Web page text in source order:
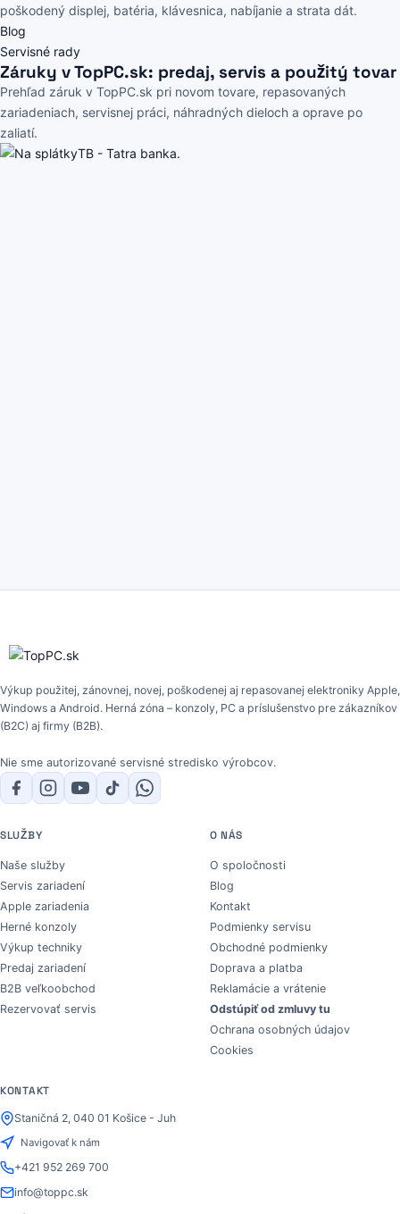
poškodený displej, batéria, klávesnica, nabíjanie a strata dát.
Blog
Servisné rady
Záruky v TopPC.sk: predaj, servis a použitý tovar
Prehľad záruk v TopPC.sk pri novom tovare, repasovaných
zariadeniach, servisnej práci, náhradných dieloch a oprave po
zaliatí.
Výkup použitej, zánovnej, novej, poškodenej aj repasovanej elektroniky Apple,
Windows a Android. Herná zóna – konzoly, PC a príslušenstvo pre zákazníkov
(B2C) aj firmy (B2B).
Nie sme autorizované servisné stredisko výrobcov.
SLUŽBY
Naše služby
Servis zariadení
Apple zariadenia
Herné konzoly
Výkup techniky
Predaj zariadení
B2B veľkoobchod
Rezervovať servis
O NÁS
O spoločnosti
Blog
Kontakt
Podmienky servisu
Obchodné podmienky
Doprava a platba
Reklamácie a vrátenie
Odstúpiť od zmluvy tu
Ochrana osobných údajov
Cookies
KONTAKT
Staničná 2, 040 01 Košice - Juh
Navigovať k nám
+421 952 269 700
info@toppc.sk